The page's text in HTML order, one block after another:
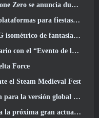
la versión 2.8 Programa Especial
de Xbox, Comienza el reclutamiento Beta
oscura, Brasas de los sin corona
de la Universidad Maple”
Force
el Steam Medieval Fest
de ciencia ficción RF Online Next
de Palia The Royal Highlands